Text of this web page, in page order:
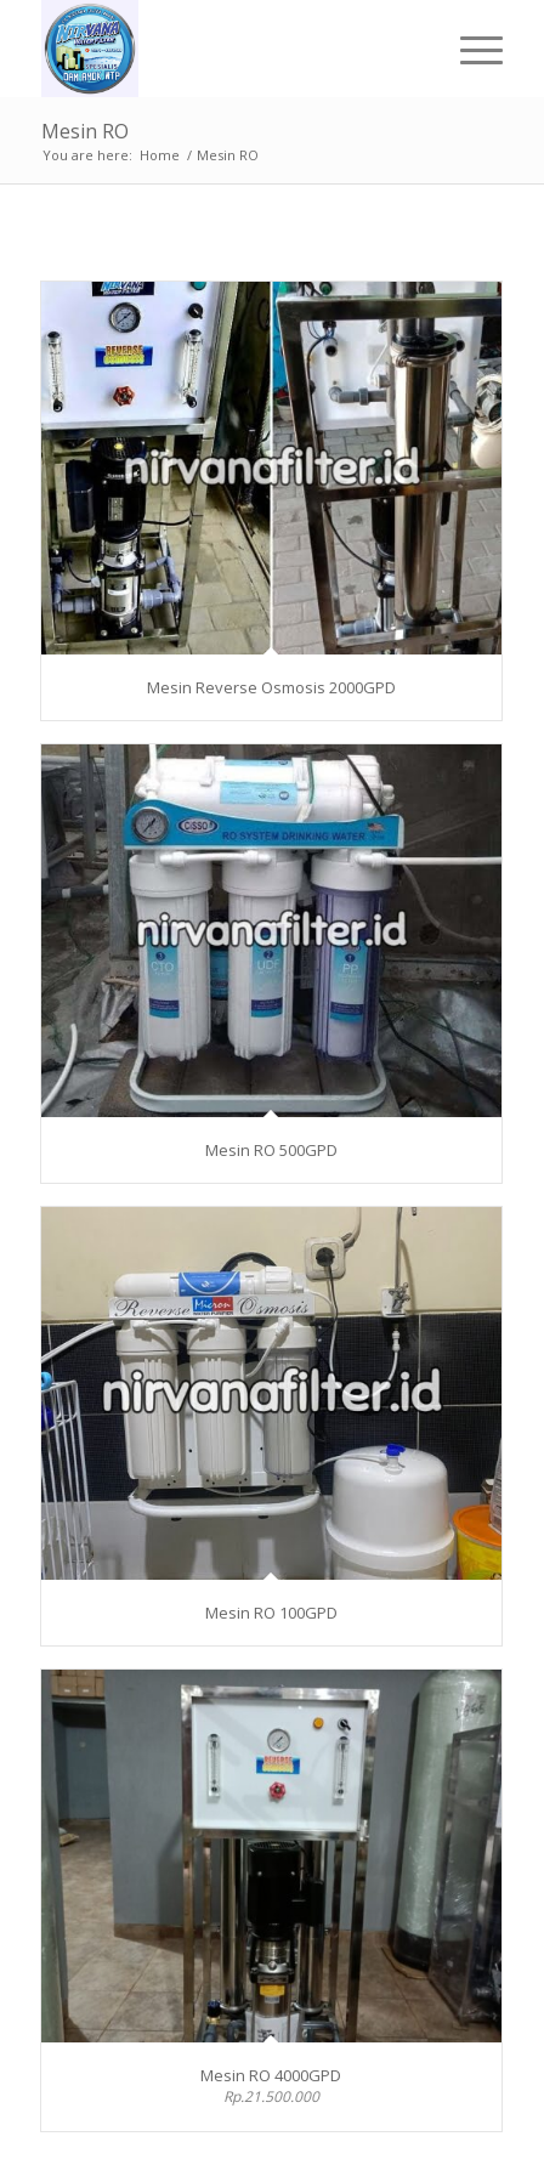
Mesin RO
You are here: Home / Mesin RO
Mesin Reverse Osmosis 2000GPD
Mesin RO 500GPD
Mesin RO 100GPD
Mesin RO 4000GPD
Rp.21.500.000